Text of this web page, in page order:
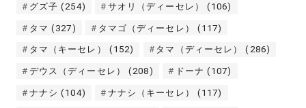
グズ子 (254) サオリ（ディーセレ） (106)
タマ (327) タマゴ（ディーセレ） (117)
タマ（キーセレ） (152) タマ（ディーセレ） (286)
デウス（ディーセレ） (208) ドーナ (107)
ナナシ (104) ナナシ（キーセレ） (117)